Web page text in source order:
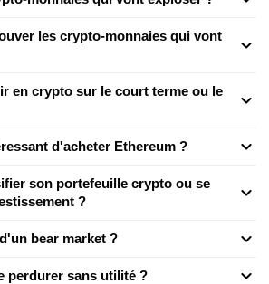
les crypto-monnaies qui vont
en crypto sur le court terme ou le
d'acheter Ethereum ?
son portefeuille crypto ou se
?
bear market ?
perdurer sans utilité ?